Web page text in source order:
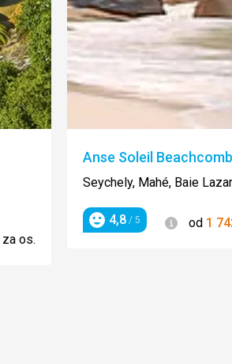
za os.
Anse Soleil
Seychely, Mahé, Baie
Hodnotenie
4,8 / 5 od 1